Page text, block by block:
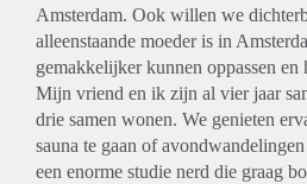
Amsterdam. Ook willen we
alleenstaande moeder is in
gemakkelijker kunnen oppassen en
Mijn vriend en ik zijn al vier jaar
drie samen wonen. We genieten
sauna te gaan of
een enorme studie nerd die graag